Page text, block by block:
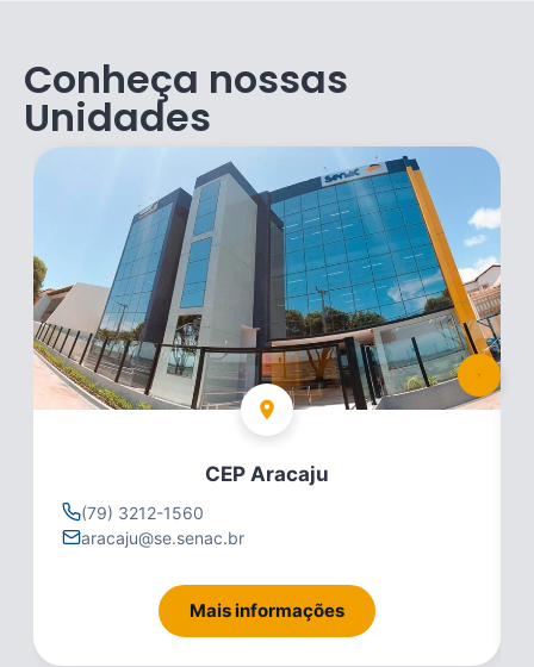
Conheça nossas
Unidades
CEP Aracaju
(79) 3212-1560
aracaju@se.senac.br
Mais informações